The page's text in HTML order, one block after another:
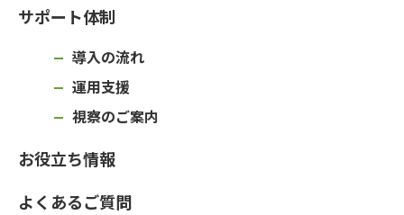
サポート体制
導入の流れ
運用支援
視察のご案内
お役立ち情報
よくあるご質問